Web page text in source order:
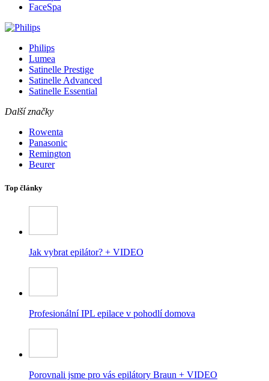
FaceSpa
Philips
Lumea
Satinelle Prestige
Satinelle Advanced
Satinelle Essential
Další značky
Rowenta
Panasonic
Remington
Beurer
Top články
Jak vybrat epilátor? + VIDEO
Profesionální IPL epilace v pohodlí domova
Porovnali jsme pro vás epilátory Braun + VIDEO